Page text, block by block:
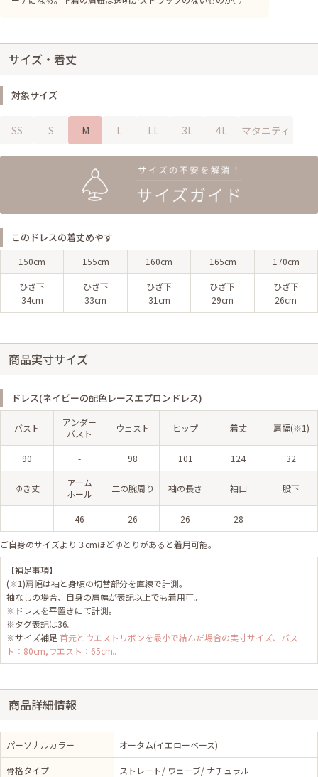
サイズ・着丈
対象サイズ
SS S M L LL 3L 4L マタニティ
このドレスの着丈めやす
150cm 155cm 160cm 165cm 170cm
ひざ下
34cm
ひざ下
33cm
ひざ下
31cm
ひざ下
29cm
ひざ下
26cm
商品実寸サイズ
ドレス(ネイビーの配色レースエプロンドレス)
バスト
アンダー
バスト
ウェスト ヒップ 着丈 肩幅(※1)
90 - 98 101 124 32
ゆき丈
アーム
ホール
二の腕周り 袖の長さ 袖口 股下
- 46 26 26 28 -
ご自身のサイズより３cmほどゆとりがあると着用可能。
【補足事項】
(※1)肩幅は袖と身頃の切替部分を直線で計測。
袖なしの場合、自身の肩幅が表記以上でも着用可。
※ドレスを平置きにて計測。
※タグ表記は36。
※サイズ補足 首元とウエストリボンを最小で結んだ場合の実寸サイズ、バス
ト：80cm,ウエスト：65cm。
商品詳細情報
パーソナルカラー オータム(イエローベース)
骨格タイプ ストレート/ ウェーブ/ ナチュラル